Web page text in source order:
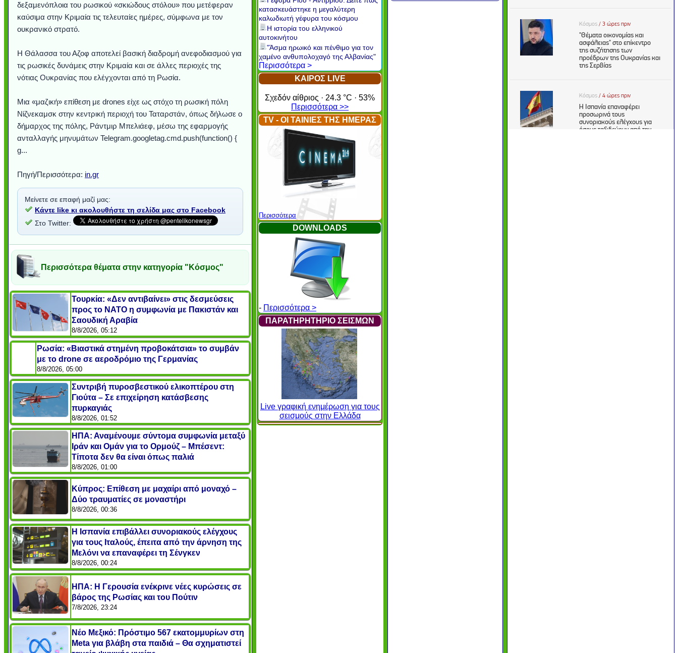
δεξαμενόπλοια του ρωσικού «σκιώδους στόλου» που μετέφεραν
καύσιμα στην Κριμαία τις τελευταίες ημέρες, σύμφωνα με τον
ουκρανικό στρατό.
Η Θάλασσα του Αζοφ αποτελεί βασική διαδρομή ανεφοδιασμού για
τις ρωσικές δυνάμεις στην Κριμαία και σε άλλες περιοχές της
νότιας Ουκρανίας που ελέγχονται από τη Ρωσία.
Μια «μαζική» επίθεση με drones είχε ως στόχο τη ρωσική πόλη
Νίζνεκαμσκ στην κεντρική περιοχή του Ταταρστάν, όπως δήλωσε ο
δήμαρχος της πόλης, Ράντμιρ Μπελιάεφ, μέσω της εφαρμογής
ανταλλαγής μηνυμάτων Telegram.googletag.cmd.push(function() {
g...
Πηγή/Περισσότερα: in.gr
Μείνετε σε επαφή μαζί μας:
Κάντε like κι ακολουθήστε τη σελίδα μας στο Facebook
Στο Twitter:
Περισσότερα θέματα στην κατηγορία "Κόσμος"
Τουρκία: «Δεν αντιβαίνει» στις δεσμεύσεις
προς το ΝΑΤΟ η συμφωνία με Πακιστάν και
Σαουδική Αραβία
8/8/2026, 05:12
Ρωσία: «Βιαστικά στημένη προβοκάτσια» το συμβάν
με το drone σε αεροδρόμιο της Γερμανίας
8/8/2026, 05:00
Συντριβή πυροσβεστικού ελικοπτέρου στη
Γιούτα – Σε επιχείρηση κατάσβεσης
πυρκαγιάς
8/8/2026, 01:52
ΗΠΑ: Αναμένουμε σύντομα συμφωνία μεταξύ
Ιράν και Ομάν για το Ορμούζ – Μπέσεντ:
Τίποτα δεν θα είναι όπως παλιά
8/8/2026, 01:00
Κύπρος: Επίθεση με μαχαίρι από μοναχό –
Δύο τραυματίες σε μοναστήρι
8/8/2026, 00:36
Η Ισπανία επιβάλλει συνοριακούς ελέγχους
για τους Ιταλούς, έπειτα από την άρνηση της
Μελόνι να επαναφέρει τη Σένγκεν
8/8/2026, 00:24
ΗΠΑ: Η Γερουσία ενέκρινε νέες κυρώσεις σε
βάρος της Ρωσίας και του Πούτιν
7/8/2026, 23:24
Νέο Μεξικό: Πρόστιμο 567 εκατομμυρίων στη
Meta για βλάβη στα παιδιά – Θα σχηματιστεί
κατασκευάστηκε η μεγαλύτερη
καλωδιωτή γέφυρα του κόσμου
Η ιστορία του ελληνικού
αυτοκινήτου
"Άσμα ηρωικό και πένθιμο για τον
χαμένο ανθυπολοχαγό της Αλβανίας"
Περισσότερα >
ΚΑΙΡΟΣ LIVE
Σχεδόν αίθριος · 24.3 °C · 53%
Περισσότερα >>
TV - ΟΙ ΤΑΙΝΙΕΣ ΤΗΣ ΗΜΕΡΑΣ
Περισσότερα
DOWNLOADS
- Περισσότερα >
ΠΑΡΑΤΗΡΗΤΗΡΙΟ ΣΕΙΣΜΩΝ
Live γραφική ενημέρωση για τους
σεισμούς στην Ελλάδα